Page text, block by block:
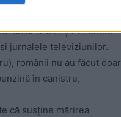
chiar ore în șir în unele
jurnalele televiziunilor.
românii nu au făcut doar
în canistre,
că susține mărirea